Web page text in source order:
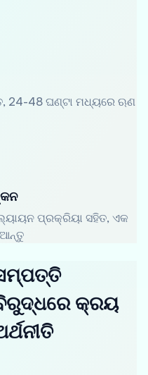
24-48 ଘଣ୍ଟା ମଧ୍ୟରେ ଋଣ
ପ୍ରକ୍ରିୟା ସହିତ, ଏକ
କ୍ରୟ